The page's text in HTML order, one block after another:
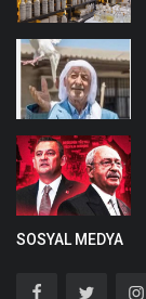
SOSYAL MEDYA